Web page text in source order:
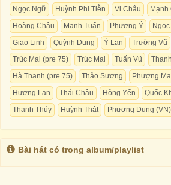
Ngọc Ngữ Huỳnh Phi Tiễn Vi Châu Mạnh
Hoàng Châu
Mạnh Tuấn Phương Ý
Giao Linh
Quỳnh Dung Ý Lan Trường Vũ
Trúc Mai (pre 75)
Trúc Mai Tuấn Vũ
Hà Thanh (pre 75)
Thảo Sương Phượng
Hương Lan
Thái Châu Hồng Yến Quốc
Thanh Thúy
Huỳnh Thật Phương Dung (VN)
Bài hát có trong album/playlist